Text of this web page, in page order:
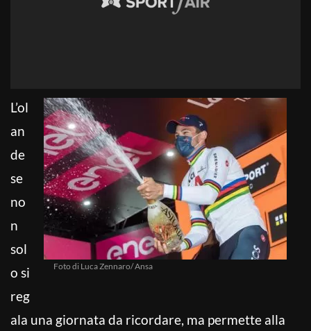
Foto di Luca Zennaro/ Ansa
L’ol
an
de
se
no
n
sol
o si
reg
ala una giornata da ricordare, ma permette alla